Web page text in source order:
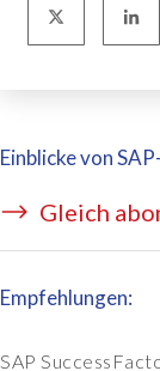
Einblicke von
Gleich
Empfehlungen:
SAP